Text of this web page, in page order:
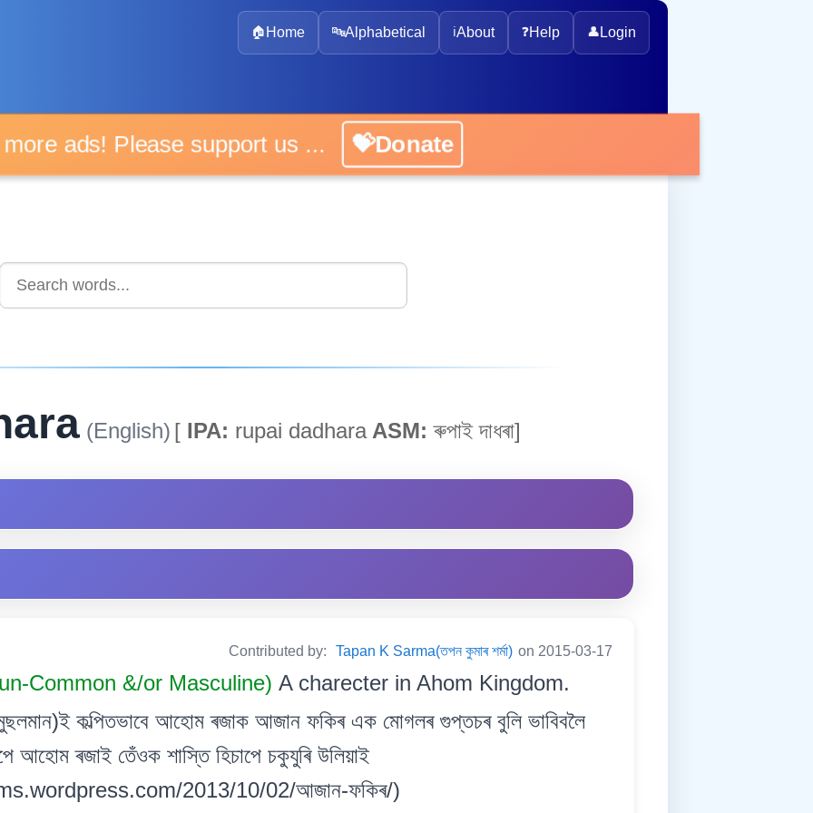
🏠 Home 🔤Alphabetical ℹ️About ❓Help 👤 Login
more ads! Please support us ... 💝Donate
(English) [ IPA: rupai dadharaASM: ৰুপাই দাধৰা]
Contributed by: Tapan K Sarma(তপন কুমাৰ শৰ্মা) on 2015-03-17
Common &/or Masculine) A charecter in Ahom Kingdom.
কল্পিতভাবে আহোম ৰজাক আজান ফকিৰ এক মোগলৰ গুপ্তচৰ বুলি ভাবিবলৈ
আহোম ৰজাই তেঁওক শাস্তি হিচাপে চকুযুৰি উলিয়াই
2013/10/02/আজান-ফকিৰ/)